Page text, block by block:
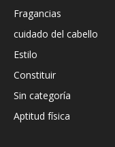
Fragancias
cuidado del cabello
Estilo
Constituir
Sin categoría
Aptitud física